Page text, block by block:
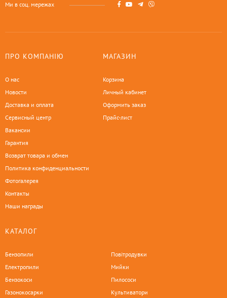
Ми в соц. мережах
ПРО КОМПАНІЮ
О нас
Новости
Доставка и оплата
Сервисный центр
Вакансии
Гарантия
Возврат товара и обмен
Политика конфиденциальности
Фотогалерея
Контакты
Наши награды
МАГАЗИН
Корзина
Личный кабинет
Оформить заказ
Прайс-лист
КАТАЛОГ
Бензопили
Електропили
Бензокоси
Газонокосарки
Повітродувки
Мийки
Пилососи
Культиватори